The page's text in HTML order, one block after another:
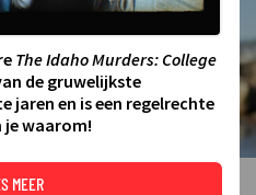
The Idaho Murders: College
de gruwelijkste
jaren en is een regelrechte
je waarom!
MEER